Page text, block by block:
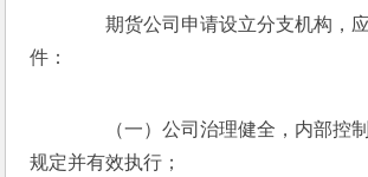
期货公司申请设立分支机构，应
件：
（一）公司治理健全，内部控制
规定并有效执行；